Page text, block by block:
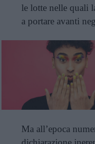
le lotte nelle quali
a portare avanti
Ma all’epoca